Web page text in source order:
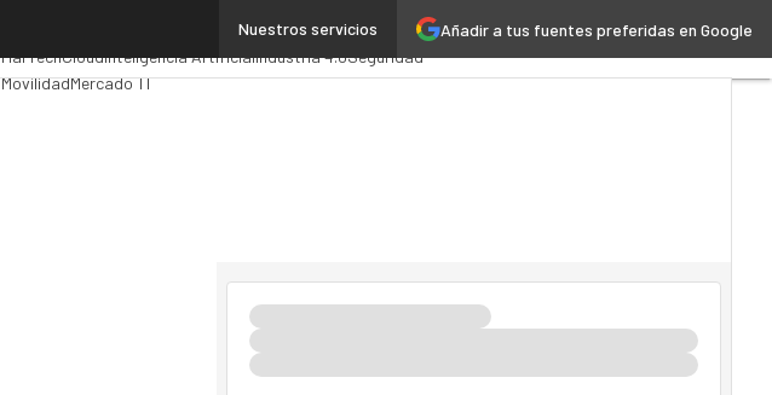
Añadir a tus fuentes preferidas en Google
Nuestros servicios
Administración Pública
MarTechCloudInteligencia ArtificialIndustria 4.0Seguridad
MovilidadMercado TI